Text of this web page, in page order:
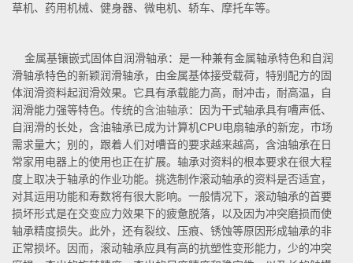
草机、药用机械、健身器、微电机、轿车、摩托车等。
金属基镶嵌式固体自润滑轴承：是一种兼有金属轴承特色和自润
滑轴承特色的新颖润滑轴承，由金属基体接受载荷，特别配方的固
体润滑资料起润滑效果。它具有承载能力高，耐冲击，耐高温，自
润滑能力强等特色。传统的含油轴承：因为干式轴承具有嘈声低、
自润滑的长处，含油轴承已成为计算机CPU电扇轴承的新宠，市场
需求量大；别的，跟着人们对嘈音的要求越来越高，含油轴承在日
常家用电器上的使用也正在扩展。轴承对资料的根本要求在很大程
度上取决于轴承的作业功能。挑选制作滚动轴承的资料是否适宜，
对其运用功能和寿数将有很大影响。一般情况下，滚动轴承的首要
损坏形式是在交变应力效果下的疲惫脱落，以及因为冲突磨损而使
轴承精度损失。此外，还有裂纹、压痕、锈蚀等原因形成轴承的非
正常损坏。因而，滚动轴承应具有高的抗塑性变形能力，少的冲突